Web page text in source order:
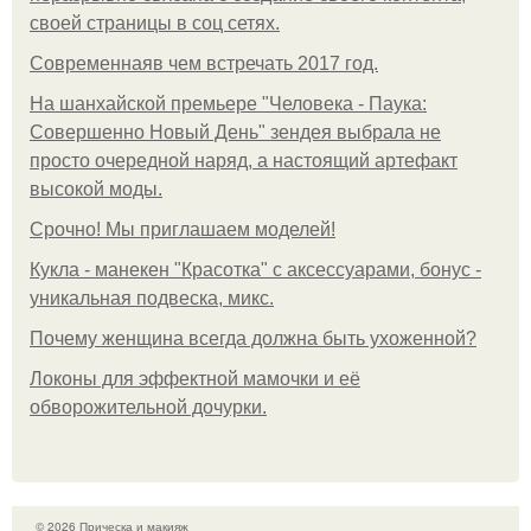
своей страницы в соц сетях.
Современнаяв чем встречать 2017 год.
На шанхайской премьере "Человека - Паука:
Совершенно Новый День" зендея выбрала не
просто очередной наряд, а настоящий артефакт
высокой моды.
Срочно! Мы приглашаем моделей!
Кукла - манекен "Красотка" с аксессуарами, бонус -
уникальная подвеска, микс.
Почему женщина всегда должна быть ухоженной?
Локоны для эффектной мамочки и её
обворожительной дочурки.
© 2026 Прическа и макияж